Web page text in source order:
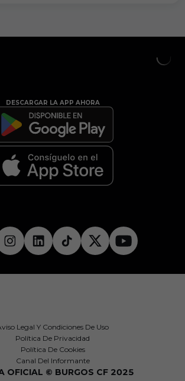
DESCARGAR LA APP AHORA
Legal Y Condiciones De Uso
Política De Privacidad
Política De Cookies
Canal Del Informante
OFICIAL © BURGOS CF 2025